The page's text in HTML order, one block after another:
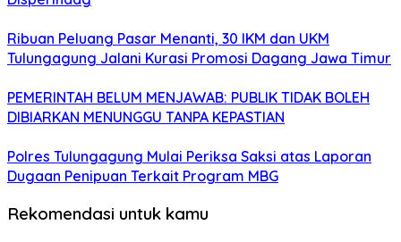
Ribuan Peluang Pasar Menanti, 30 IKM dan UKM
Tulungagung Jalani Kurasi Promosi Dagang Jawa Timur
PEMERINTAH BELUM MENJAWAB: PUBLIK TIDAK BOLEH
DIBIARKAN MENUNGGU TANPA KEPASTIAN
Polres Tulungagung Mulai Periksa Saksi atas Laporan
Dugaan Penipuan Terkait Program MBG
Rekomendasi untuk kamu